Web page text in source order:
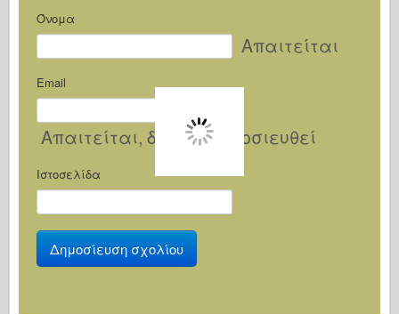
Όνομα
Απαιτείται
Email
Απαιτείται, δεν θα δημοσιευθεί
Ιστοσελίδα